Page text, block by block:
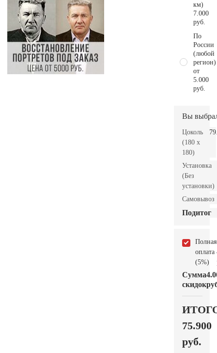
км)
7.000
руб.
По
России
(любой
регион)
от
5.000
руб.
Вы
Цоколь
(180 x
180)
Установка
(Без
установки)
Самовывоз
Подитог
Полная
оплата
(5%)
Сумма
скидок
75.900
руб.